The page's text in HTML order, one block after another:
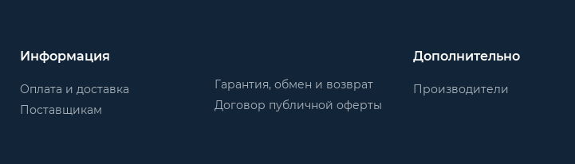
Информация
Оплата и доставка
Поставщикам
Гарантия, обмен и возврат
Договор публичной оферты
Дополнительно
Производители